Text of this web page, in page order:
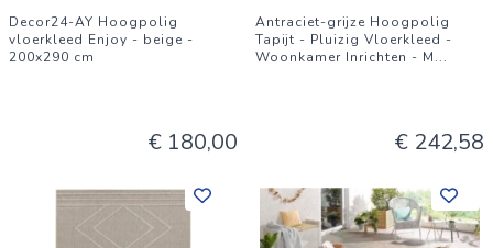
Decor24-AY Hoogpolig
vloerkleed Enjoy - beige -
200x290 cm
€ 180,00
Antraciet-grijze Hoogpolig
Tapijt - Pluizig Vloerkleed -
Woonkamer Inrichten - M...
€ 242,58